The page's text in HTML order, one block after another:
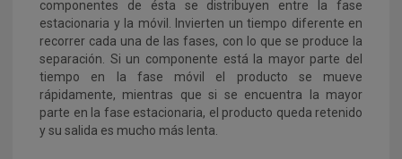
componentes de ésta se distribuyen entre la fase
estacionaria y la móvil. Invierten un tiempo diferente en
recorrer cada una de las fases, con lo que se produce la
separación. Si un componente está la mayor parte del
tiempo en la fase móvil el producto se mueve
rápidamente, mientras que si se encuentra la mayor
parte en la fase estacionaria, el producto queda retenido
y su salida es mucho más lenta.